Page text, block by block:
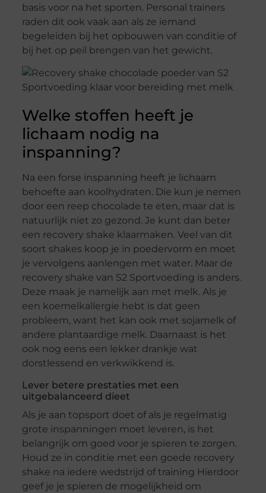
basis voor na het sporten. Personal trainers
raden dit ook vaak aan als ze iemand
begeleiden bij het opbouwen van conditie of
bij het op peil brengen van het gewicht.
Welke stoffen heeft je
lichaam nodig na
inspanning?
Na een forse inspanning heeft je lichaam
behoefte aan koolhydraten. Die kun je nemen
door een reep chocolade te eten, maar dat is
natuurlijk niet zo gezond. Je kunt dan beter
een recovery shake klaarmaken. Veel van dit
soort shakes koop je in poedervorm en moet
je vervolgens aanlengen met water. Maar de
recovery shake van S2 Sportvoeding is anders.
Deze maak je namelijk aan met melk. Als je
een koemelkallergie hebt is dat geen
probleem, want het kan ook met sojamelk of
andere plantaardige melk. Daarnaast is het
ook nog eens een lekker drankje wat
dorstlessend en verkwikkend is.
Lever betere prestaties met een
uitgebalanceerd dieet
Als je aan topsport doet of als je regelmatig
grote inspanningen moet leveren, is het
belangrijk om goed voor je spieren te zorgen.
Houd ze in conditie met een goede recovery
shake na iedere wedstrijd of training Hierdoor
geef je je spieren de mogelijkheid om